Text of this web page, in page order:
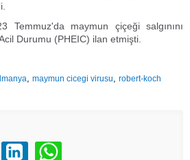
Temmuz'da maymun çiçeği salgınını
Durumu (PHEIC) ilan etmişti.
,maymun cicegi virusu,robert-koch